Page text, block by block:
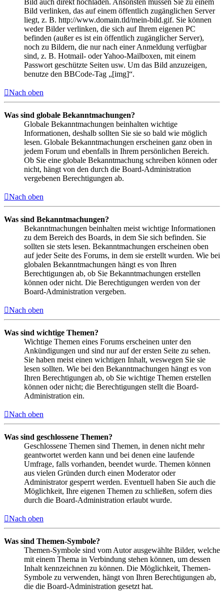
Bild verlinken, das auf einem öffentlich zugänglichen Server
liegt, z. B. http://www.domain.tld/mein-bild.gif. Sie können
weder Bilder verlinken, die sich auf Ihrem eigenen PC
befinden (außer es ist ein öffentlich zugänglicher Server),
noch zu Bildern, die nur nach einer Anmeldung verfügbar
sind, z. B. Hotmail- oder Yahoo-Mailboxen, mit einem
Passwort geschützte Seiten usw. Um das Bild anzuzeigen,
benutze den BBCode-Tag „[img]“.
Nach oben
Was sind globale Bekanntmachungen?
Globale Bekanntmachungen beinhalten wichtige
Informationen, deshalb sollten Sie sie so bald wie möglich
lesen. Globale Bekanntmachungen erscheinen ganz oben in
jedem Forum und ebenfalls in Ihrem persönlichen Bereich.
Ob Sie eine globale Bekanntmachung schreiben können oder
nicht, hängt von den durch die Board-Administration
vergebenen Berechtigungen ab.
Nach oben
Was sind Bekanntmachungen?
Bekanntmachungen beinhalten meist wichtige Informationen
zu dem Bereich des Boards, in dem Sie sich befinden. Sie
sollten sie stets lesen. Bekanntmachungen erscheinen oben
auf jeder Seite des Forums, in dem sie erstellt wurden. Wie bei
globalen Bekanntmachungen hängt es von Ihren
Berechtigungen ab, ob Sie Bekanntmachungen erstellen
können oder nicht. Die Berechtigungen werden von der
Board-Administration vergeben.
Nach oben
Was sind wichtige Themen?
Wichtige Themen eines Forums erscheinen unter den
Ankündigungen und sind nur auf der ersten Seite zu sehen.
Sie haben meist einen wichtigen Inhalt, weswegen Sie sie
lesen sollten. Wie bei den Bekanntmachungen hängt es von
Ihren Berechtigungen ab, ob Sie wichtige Themen erstellen
können oder nicht; die Berechtigungen stellt die Board-
Administration ein.
Nach oben
Was sind geschlossene Themen?
Geschlossene Themen sind Themen, in denen nicht mehr
geantwortet werden kann und bei denen eine laufende
Umfrage, falls vorhanden, beendet wurde. Themen können
aus vielen Gründen durch einen Moderator oder
Administrator gesperrt werden. Eventuell haben Sie auch die
Möglichkeit, Ihre eigenen Themen zu schließen, sofern dies
durch die Board-Administration erlaubt wurde.
Nach oben
Was sind Themen-Symbole?
Themen-Symbole sind vom Autor ausgewählte Bilder, welche
mit einem Thema in Verbindung stehen können, um dessen
Inhalt kennzeichnen zu können. Die Möglichkeit, Themen-
Symbole zu verwenden, hängt von Ihren Berechtigungen ab,
die die Board-Administration gesetzt hat.